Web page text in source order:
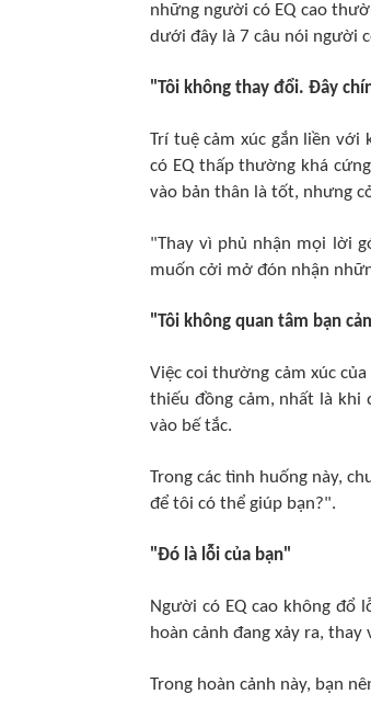
những người có EQ cao
dưới đây là 7 câu nói người
"Tôi không thay đổi. Đây
Trí tuệ cảm xúc gắn liền
có EQ thấp thường khá
vào bản thân là tốt, nhưng
"Thay vì phủ nhận mọi lời
muốn cởi mở đón nhận
"Tôi không quan tâm bạn
Việc coi thường cảm xúc
thiếu đồng cảm, nhất là khi
vào bế tắc.
Trong các tình huống này,
để tôi có thể giúp bạn?".
"Đó là lỗi của bạn"
Người có EQ cao không đổ
hoàn cảnh đang xảy ra,
Trong hoàn cảnh này, bạn